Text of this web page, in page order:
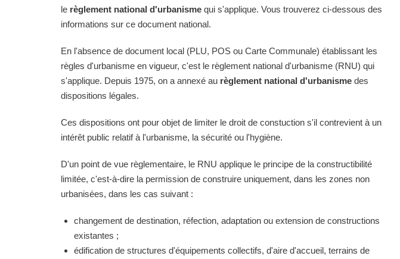
le règlement national d'urbanisme qui s'applique. Vous trouverez ci-dessous des
informations sur ce document national.
En l'absence de document local (PLU, POS ou Carte Communale) établissant les
règles d'urbanisme en vigueur, c'est le règlement national d'urbanisme (RNU) qui
s'applique. Depuis 1975, on a annexé au règlement national d'urbanisme des
dispositions légales.
Ces dispositions ont pour objet de limiter le droit de constuction s'il contrevient à un
intérêt public relatif à l'urbanisme, la sécurité ou l'hygiène.
D'un point de vue règlementaire, le RNU applique le principe de la constructibilité
limitée, c'est-à-dire la permission de construire uniquement, dans les zones non
urbanisées, dans les cas suivant :
changement de destination, réfection, adaptation ou extension de constructions
existantes ;
édification de structures d'équipements collectifs, d'aire d'accueil, terrains de